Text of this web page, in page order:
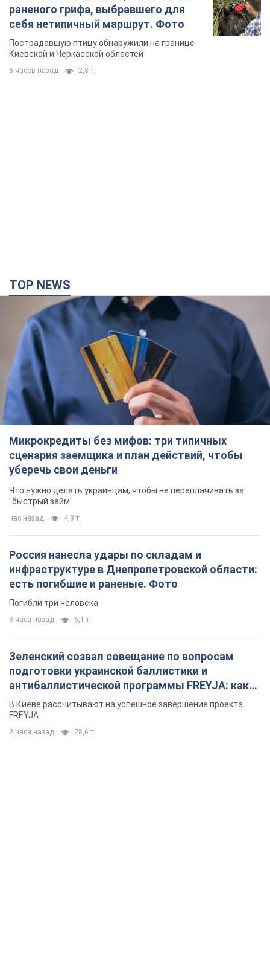
раненого грифа, выбравшего для
себя нетипичный маршрут. Фото
Пострадавшую птицу обнаружили на границе
Киевской и Черкасской областей
6 часов назад 2,8 т.
TOP NEWS
Микрокредиты без мифов: три типичных
сценария заемщика и план действий, чтобы
уберечь свои деньги
Что нужно делать украинцам, чтобы не переплачивать за
"быстрый займ"
час назад 4,8 т.
Россия нанесла удары по складам и
инфраструктуре в Днепропетровской области:
есть погибшие и раненые. Фото
Погибли три человека
3 часа назад 6,1 т.
Зеленский созвал совещание по вопросам
подготовки украинской баллистики и
антибаллистической программы FREYJA: какие
решения готовятся
В Киеве рассчитывают на успешное завершение проекта
FREYJA
2 часа назад 28,6 т.